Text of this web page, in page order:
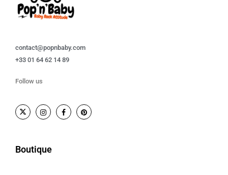
contact@popnbaby.com
+33 01 64 62 14 89
Follow us
Boutique